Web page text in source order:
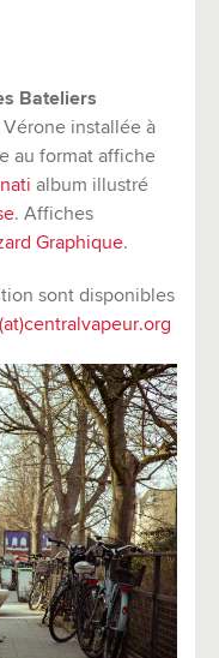
Bateliers
Vérone installée à
au format affiche
album illustré
. Affiches
Graphique.
sont disponibles